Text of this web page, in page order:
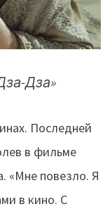
Дза»
Последней
в фильме
«Мне повезло. Я
в кино. С